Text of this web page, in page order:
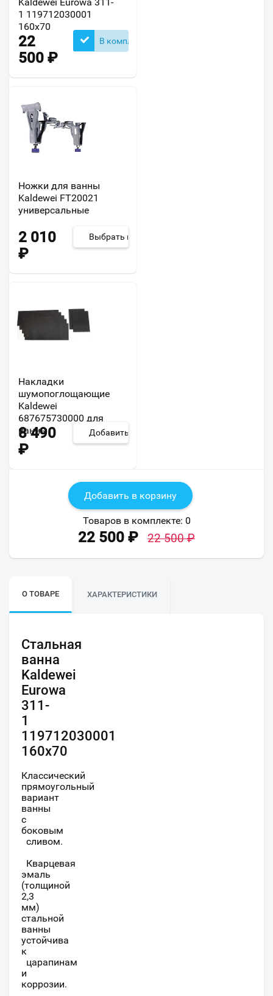
1 119712030001
160х70
22
500 ₽
В комплекте
Ножки для ванны
Kaldewei FT20021
универсальные
2 010
₽
Выбрать из 3
Накладки
шумопоглощающие
Kaldewei
687675730000 для
ванны
8 490
₽
Добавить
Добавить в корзину
Товаров в комплекте: 0
22 500 ₽ 22 500₽
О ТОВАРЕ ХАРАКТЕРИСТИКИ
Стальная
ванна
Kaldewei
Eurowa
311-
1
119712030001
160х70
Классический
прямоугольный
вариант
ванны
с
боковым
сливом.
Кварцевая
эмаль
(толщиной
2,3
мм)
стальной
ванны
устойчива
к
царапинам
и
коррозии.